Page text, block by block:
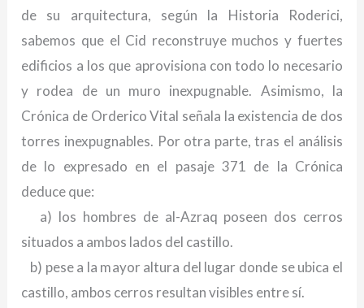
de su arquitectura, según la Historia Roderici,
sabemos que el Cid reconstruye muchos y fuertes
edificios a los que aprovisiona con todo lo necesario
y rodea de un muro inexpugnable. Asimismo, la
Crónica de Orderico Vital señala la existencia de dos
torres inexpugnables. Por otra parte, tras el análisis
de lo expresado en el pasaje 371 de la Crónica
deduce que:
a) los hombres de al-Azraq poseen dos cerros
situados a ambos lados del castillo.
b) pese a la mayor altura del lugar donde se ubica el
castillo, ambos cerros resultan visibles entre sí.